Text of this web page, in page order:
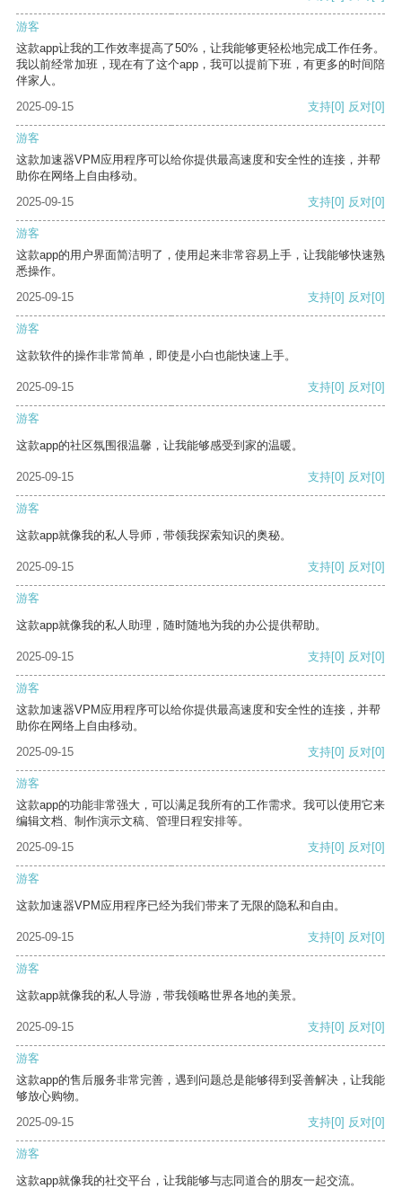
游客
这款app让我的工作效率提高了50%，让我能够更轻松地完成工作任务。
我以前经常加班，现在有了这个app，我可以提前下班，有更多的时间陪
伴家人。
2025-09-15
支持[0] 反对[0]
游客
这款加速器VPM应用程序可以给你提供最高速度和安全性的连接，并帮
助你在网络上自由移动。
2025-09-15
支持[0] 反对[0]
游客
这款app的用户界面简洁明了，使用起来非常容易上手，让我能够快速熟
悉操作。
2025-09-15
支持[0] 反对[0]
游客
这款软件的操作非常简单，即使是小白也能快速上手。
2025-09-15 支持[0] 反对[0]
游客
这款app的社区氛围很温馨，让我能够感受到家的温暖。
2025-09-15 支持[0] 反对[0]
游客
这款app就像我的私人导师，带领我探索知识的奥秘。
2025-09-15 支持[0] 反对[0]
游客
这款app就像我的私人助理，随时随地为我的办公提供帮助。
2025-09-15 支持[0] 反对[0]
游客
这款加速器VPM应用程序可以给你提供最高速度和安全性的连接，并帮
助你在网络上自由移动。
2025-09-15
支持[0] 反对[0]
游客
这款app的功能非常强大，可以满足我所有的工作需求。我可以使用它来
编辑文档、制作演示文稿、管理日程安排等。
2025-09-15
支持[0] 反对[0]
游客
这款加速器VPM应用程序已经为我们带来了无限的隐私和自由。
2025-09-15 支持[0] 反对[0]
游客
这款app就像我的私人导游，带我领略世界各地的美景。
2025-09-15 支持[0] 反对[0]
游客
这款app的售后服务非常完善，遇到问题总是能够得到妥善解决，让我能
够放心购物。
2025-09-15
支持[0] 反对[0]
游客
这款app就像我的社交平台，让我能够与志同道合的朋友一起交流。